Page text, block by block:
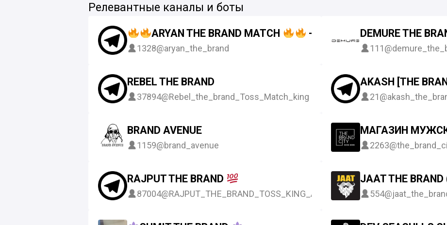
Релевантные каналы и боты
ARYAN THE BRAND MATCH - ARYAN_THE_BRAND
1328@aryan_the_brand
DEMURE THE
111
REBEL THE BRAND
37894@Rebel_the_brand_Toss_Match_king
AKASH [THE
21
BRAND AVENUE
1159@brand_avenue
МАГАЗИН
2263
RAJPUT THE BRAND
87004@RAJPUT_THE_BRAND_TOSS_KING_A
JAAT THE
554